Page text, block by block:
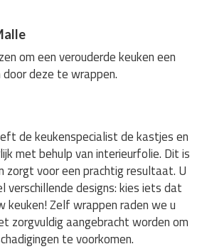
om een verouderde keuken een
deze te wrappen.
de keukenspecialist de kastjes en
met behulp van interieurfolie. Dit is
voor een prachtig resultaat. U
verschillende designs: kies iets dat
keuken! Zelf wrappen raden we u
zorgvuldig aangebracht worden om
te voorkomen.